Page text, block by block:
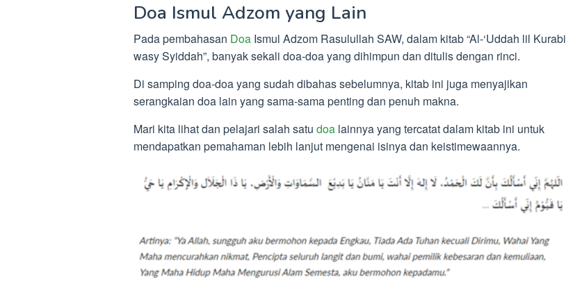
Doa Ismul Adzom yang Lain
Pada pembahasan Doa Ismul Adzom Rasulullah SAW, dalam kitab “Al-‘Uddah lil Kurabi
wasy Syiddah”, banyak sekali doa-doa yang dihimpun dan ditulis dengan rinci.
Di samping doa-doa yang sudah dibahas sebelumnya, kitab ini juga menyajikan
serangkaian doa lain yang sama-sama penting dan penuh makna.
Mari kita lihat dan pelajari salah satu doa lainnya yang tercatat dalam kitab ini untuk
mendapatkan pemahaman lebih lanjut mengenai isinya dan keistimewaannya.